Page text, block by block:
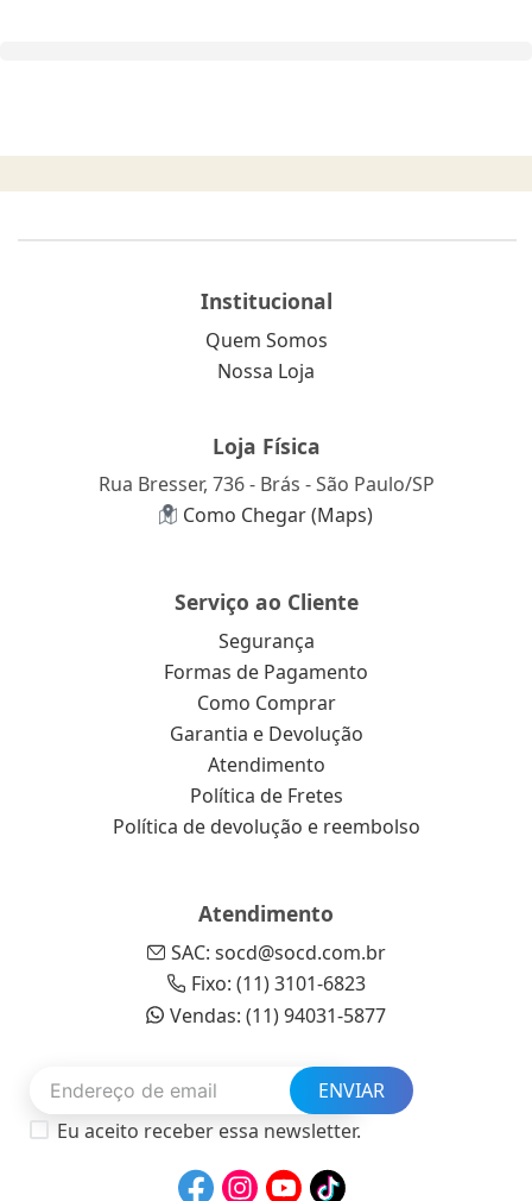
Institucional
Quem Somos
Nossa Loja
Loja Física
Rua Bresser, 736 - Brás - São Paulo/SP
Como Chegar (Maps)
Serviço ao Cliente
Segurança
Formas de Pagamento
Como Comprar
Garantia e Devolução
Atendimento
Política de Fretes
Política de devolução e reembolso
Atendimento
SAC: socd@socd.com.br
Fixo: (11) 3101-6823
Vendas: (11) 94031-5877
ENVIAR
Eu aceito receber essa newsletter.